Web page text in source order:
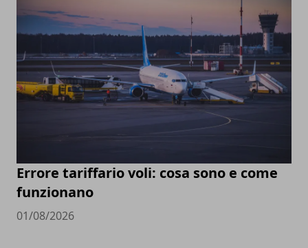
Errore tariffario voli: cosa sono e come
funzionano
01/08/2026